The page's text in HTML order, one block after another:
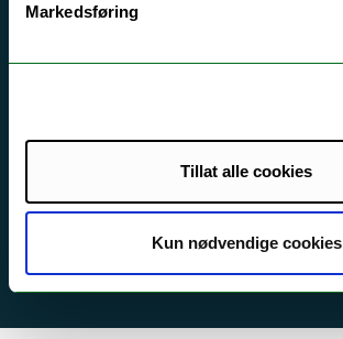
Markedsføring
Tillat alle cookies
Kun nødvendige cookies
For media
English website